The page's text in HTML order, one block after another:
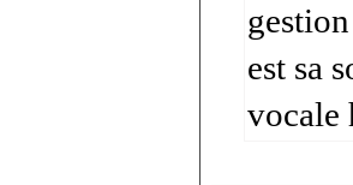
est sa
vocale